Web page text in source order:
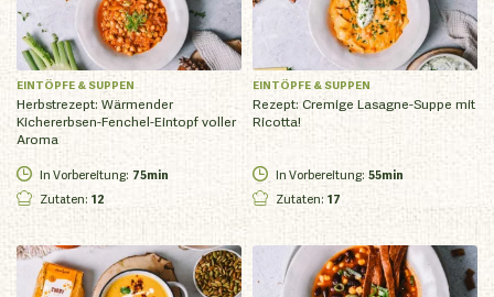
EINTÖPFE & SUPPEN
Herbstrezept: Wärmender
Kichererbsen-Fenchel-Eintopf voller
Aroma
In Vorbereitung: 75min
Zutaten: 12
EINTÖPFE & SUPPEN
Rezept: Cremige Lasagne-Suppe mit
Ricotta!
In Vorbereitung: 55min
Zutaten: 17